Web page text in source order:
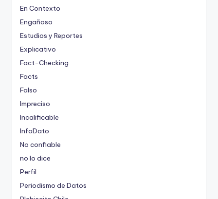
En Contexto
Engañoso
Estudios y Reportes
Explicativo
Fact-Checking
Facts
Falso
Impreciso
Incalificable
InfoDato
No confiable
no lo dice
Perfil
Periodismo de Datos